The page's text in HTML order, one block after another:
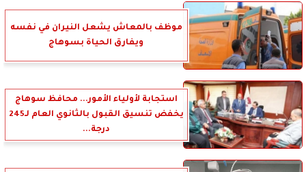
موظف بالمعاش يشعل النيران في نفسه
ويفارق الحياة بسوهاج
استجابة لأولياء الأمور... محافظ سوهاج
يخفض تنسيق القبول بالثانوي العام لـ245
درجة...